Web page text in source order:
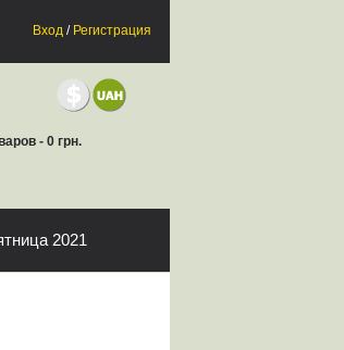
Вход / Регистрация
- 0 грн.
2021